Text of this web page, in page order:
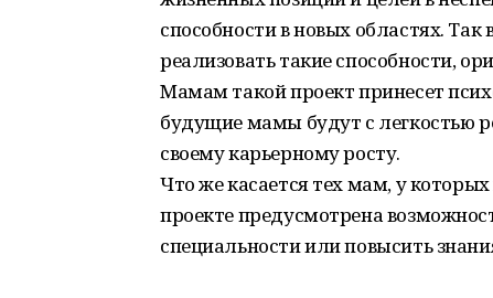
способности в новых областях.
реализовать такие способности,
Мамам такой проект принесет
будущие мамы будут с легкостью
своему карьерному росту.
Что же касается тех мам, у
проекте предусмотрена
специальности или повысить